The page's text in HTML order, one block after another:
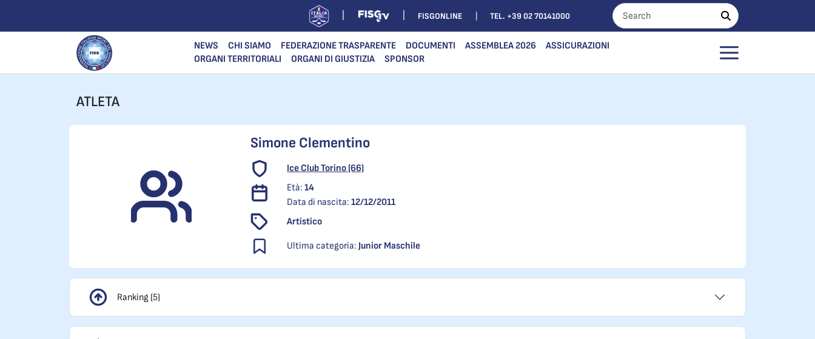
FISGONLINE TEL. +39 02 70141000
NEWS CHI SIAMO FEDERAZIONE TRASPARENTE DOCUMENTI ASSEMBLEA 2026
ASSICURAZIONI
ORGANI TERRITORIALI
ORGANI DI GIUSTIZIA SPONSOR
ATLETA
Simone Clementino
Ice Club Torino (66)
Età:14
Data di nascita:12/12/2011
Artistico
Ultima categoria:Junior Maschile
Ranking (5)